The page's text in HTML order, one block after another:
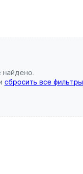
найдено.
сбросить все фильтры